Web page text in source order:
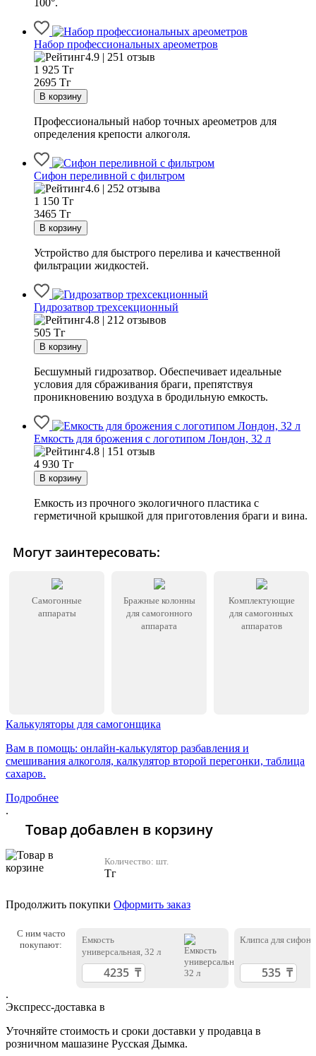
100°.
Набор профессиональных ареометров
4.9 | 251 отзыв
1 925 Тг
2695 Тг
Профессиональный набор точных ареометров для
определения крепости алкоголя.
Сифон переливной с фильтром
4.6 | 252 отзыва
1 150 Тг
3465 Тг
Устройство для быстрого перелива и качественной
фильтрации жидкостей.
Гидрозатвор трехсекционный
4.8 | 212 отзывов
505 Тг
Бесшумный гидрозатвор. Обеспечивает идеальные
условия для сбраживания браги, препятствуя
проникновению воздуха в бродильную емкость.
Емкость для брожения с логотипом Лондон, 32 л
4.8 | 151 отзыв
4 930 Тг
Емкость из прочного экологичного пластика с
герметичной крышкой для приготовления браги и вина.
Могут заинтересовать:
Самогонные
аппараты
Бражные колонны
для самогонного
аппарата
Комплектующие
для самогонных
аппаратов
Калькуляторы для самогонщика
Вам в помощь: онлайн-калькулятор разбавления и
смешивания алкоголя, калкулятор второй перегонки, таблица
сахаров.
Подробнее
.
Товар добавлен в корзину
Количество: шт.
Тг
Продолжить покупки Оформить заказ
С ним часто
покупают:
Емкость
универсальная, 32 л
Клипса для сифона
.
Экспресс-доставка в
Уточняйте стоимость и сроки доставки у продавца в
розничном машазине Русская Дымка.